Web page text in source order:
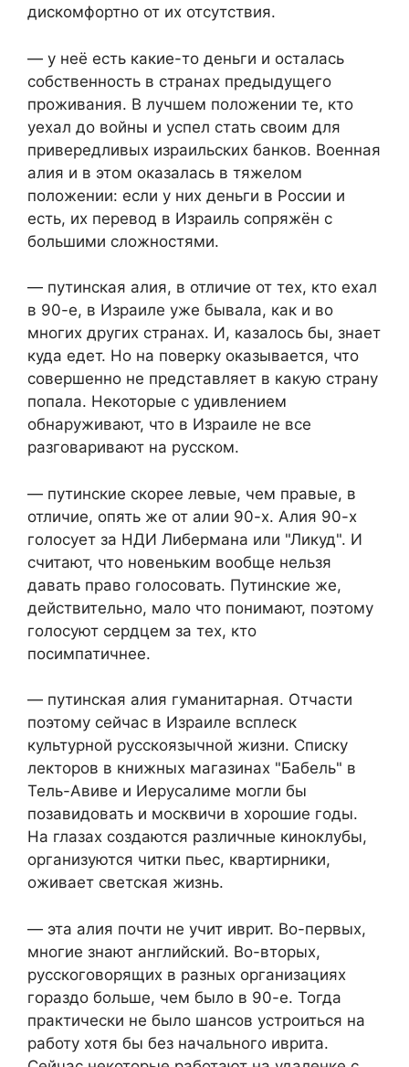
дискомфортно от их отсутствия.
— у неё есть какие-то деньги и осталась
собственность в странах предыдущего
проживания. В лучшем положении те, кто
уехал до войны и успел стать своим для
привередливых израильских банков. Военная
алия и в этом оказалась в тяжелом
положении: если у них деньги в России и
есть, их перевод в Израиль сопряжён с
большими сложностями.
— путинская алия, в отличие от тех, кто ехал
в 90-е, в Израиле уже бывала, как и во
многих других странах. И, казалось бы, знает
куда едет. Но на поверку оказывается, что
совершенно не представляет в какую страну
попала. Некоторые с удивлением
обнаруживают, что в Израиле не все
разговаривают на русском.
— путинские скорее левые, чем правые, в
отличие, опять же от алии 90-х. Алия 90-х
голосует за НДИ Либермана или "Ликуд". И
считают, что новеньким вообще нельзя
давать право голосовать. Путинские же,
действительно, мало что понимают, поэтому
голосуют сердцем за тех, кто
посимпатичнее.
— путинская алия гуманитарная. Отчасти
поэтому сейчас в Израиле всплеск
культурной русскоязычной жизни. Списку
лекторов в книжных магазинах "Бабель" в
Тель-Авиве и Иерусалиме могли бы
позавидовать и москвичи в хорошие годы.
На глазах создаются различные киноклубы,
организуются читки пьес, квартирники,
оживает светская жизнь.
— эта алия почти не учит иврит. Во-первых,
многие знают английский. Во-вторых,
русскоговорящих в разных организациях
гораздо больше, чем было в 90-е. Тогда
практически не было шансов устроиться на
работу хотя бы без начального иврита.